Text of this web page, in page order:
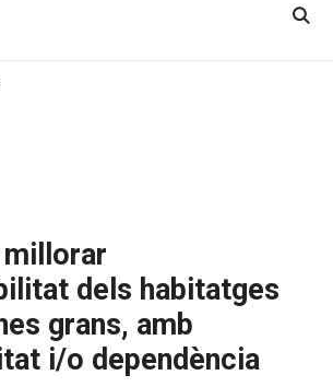
dels habitatges
grans, amb
i/o dependència